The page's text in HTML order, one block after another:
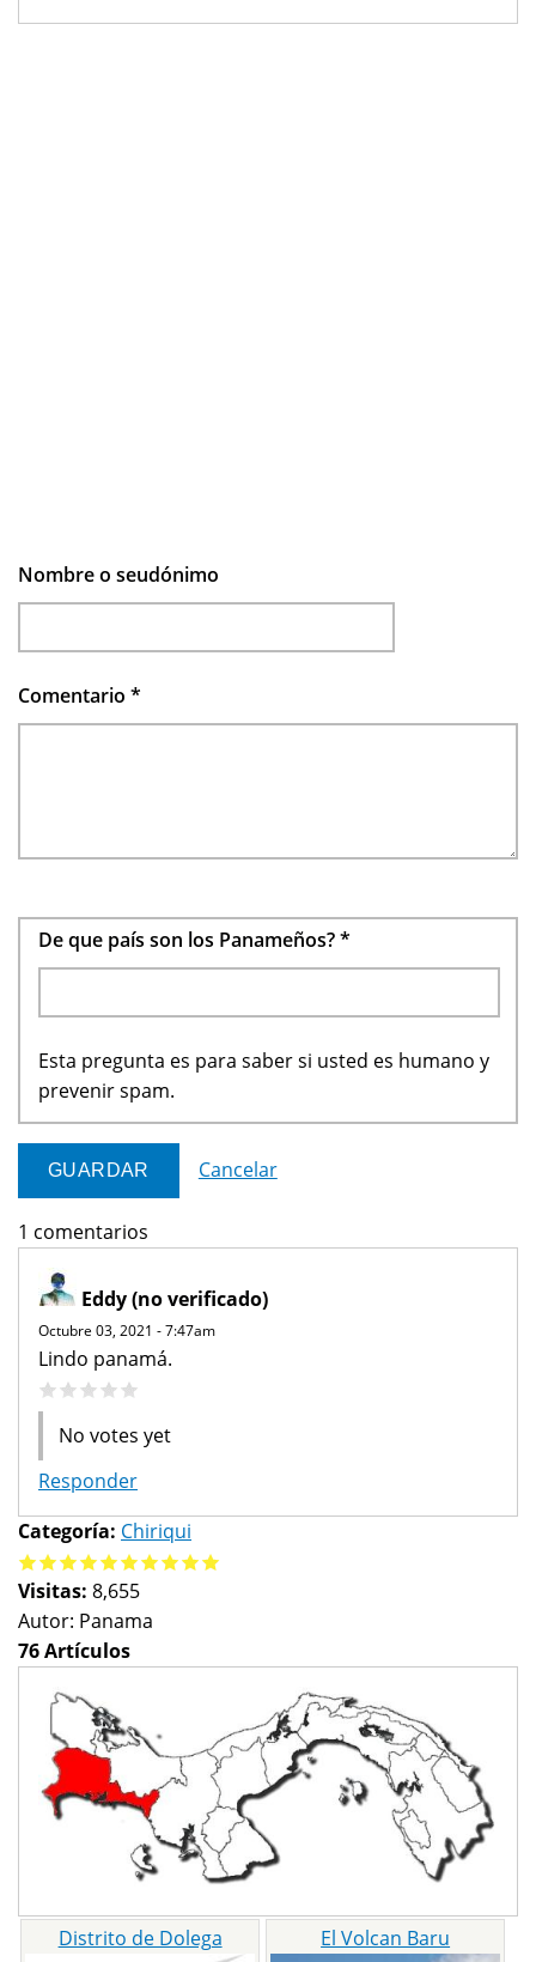
Nombre o seudónimo
Comentario *
De que país son los Panameños?*
Esta pregunta es para saber si usted es humano y
prevenir spam.
Cancelar
1 comentarios
Eddy (no verificado)
Octubre 03, 2021 - 7:47am
Lindo panamá.
No votes yet
Responder
Categoría: Chiriqui
Visitas: 8,655
Autor: Panama
76 Artículos
Distrito de Dolega El Volcan Baru